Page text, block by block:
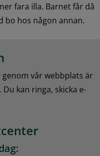
fara illa. Barnet får då
bo hos någon annan.
vår webbplats är
kan ringa, skicka e-